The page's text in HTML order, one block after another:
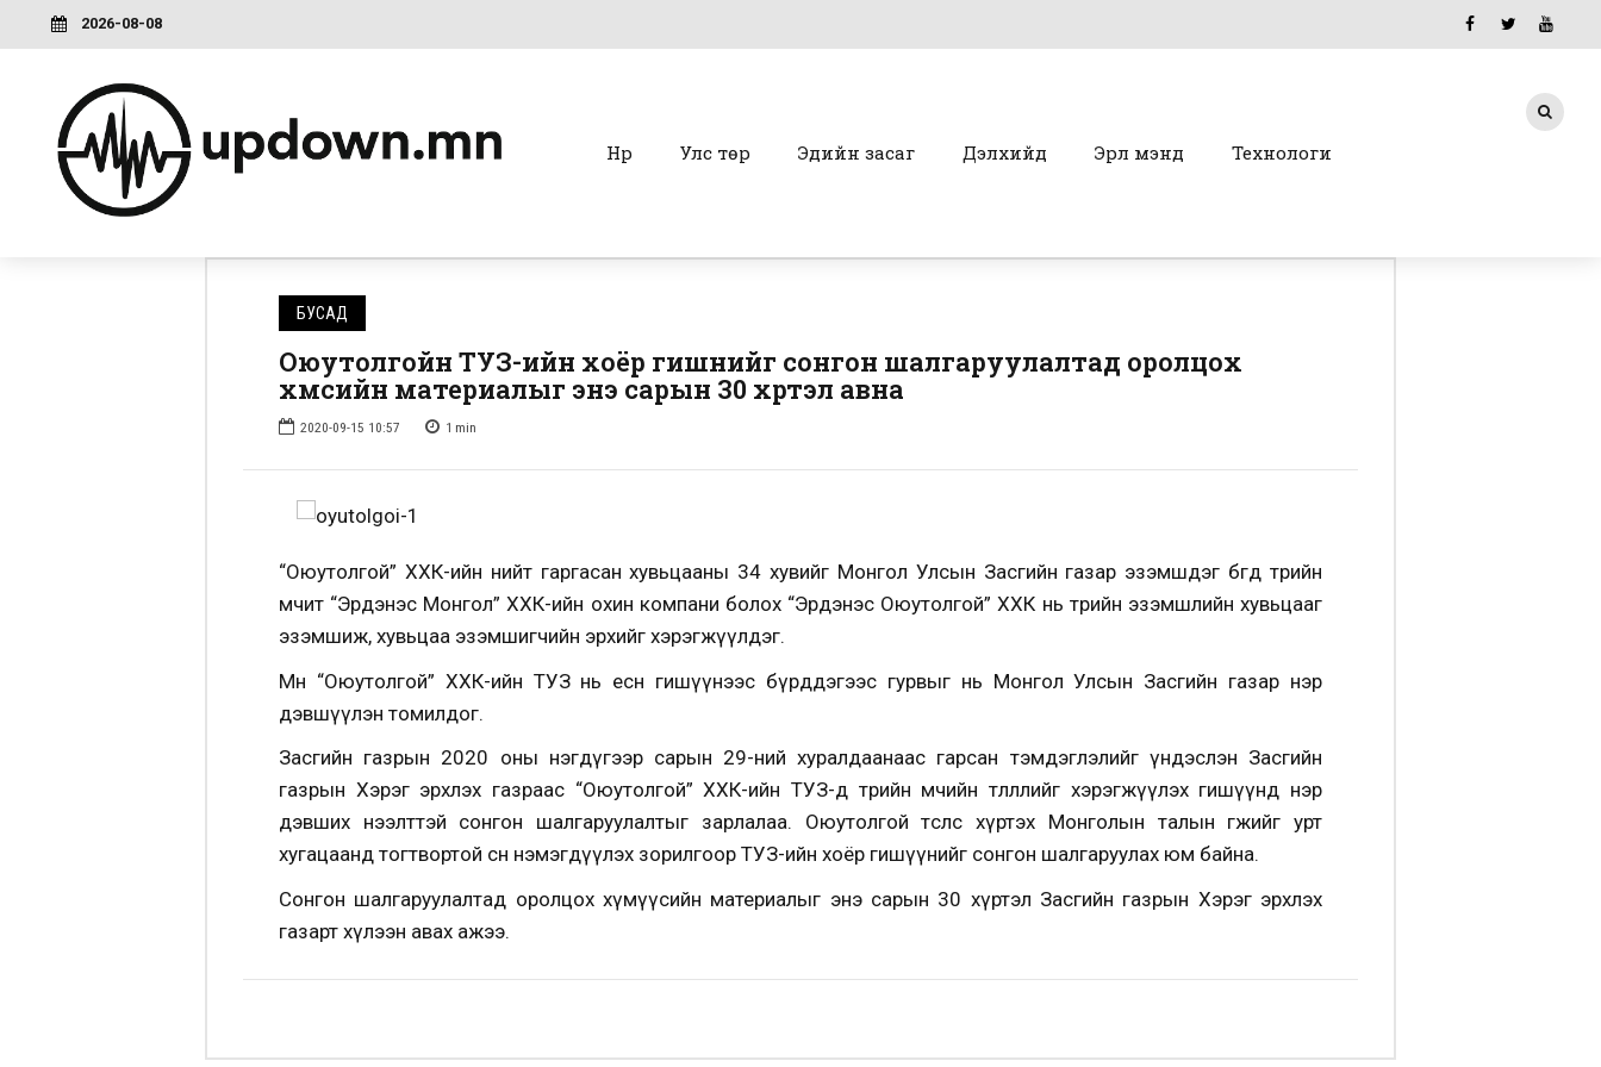
2026-08-08
Нүүр Улс төр Эдийн засаг Дэлхийд Эрүүл мэнд Технологи
БУСАД
Оюутолгойн ТУЗ-ийн хоёр гишүүнийг сонгон шалгаруулалтад оролцох
хүмүүсийн материалыг энэ сарын 30 хүртэл авна
2020-09-15 10:57 1 min
“Оюутолгой” ХХК-ийн нийт гаргасан хувьцааны 34 хувийг Монгол Улсын Засгийн газар эзэмшдэг бөгөөд төрийн
өмчит “Эрдэнэс Монгол” ХХК-ийн охин компани болох “Эрдэнэс Оюутолгой” ХХК нь төрийн эзэмшлийн хувьцааг
эзэмшиж, хувьцаа эзэмшигчийн эрхийг хэрэгжүүлдэг.
Мөн “Оюутолгой” ХХК-ийн ТУЗ нь есөн гишүүнээс бүрддэгээс гурвыг нь Монгол Улсын Засгийн газар нэр
дэвшүүлэн томилдог.
Засгийн газрын 2020 оны нэгдүгээр сарын 29-ний хуралдаанаас гарсан тэмдэглэлийг үндэслэн Засгийн
газрын Хэрэг эрхлэх газраас “Оюутолгой” ХХК-ийн ТУЗ-д төрийн өмчийн төлөөллийг хэрэгжүүлэх гишүүнд нэр
дэвших нээлттэй сонгон шалгаруулалтыг зарлалаа. Оюутолгой төслөөс хүртэх Монголын талын өгөөжийг урт
хугацаанд тогтвортой өсөн нэмэгдүүлэх зорилгоор ТУЗ-ийн хоёр гишүүнийг сонгон шалгаруулах юм байна.
Сонгон шалгаруулалтад оролцох хүмүүсийн материалыг энэ сарын 30 хүртэл Засгийн газрын Хэрэг эрхлэх
газарт хүлээн авах ажээ.